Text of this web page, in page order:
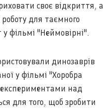
своє відкриття, а
для таємного
фільмі "Неймовірні".
динозаврів
у фільмі "Хоробра
над
для того, щоб зробити